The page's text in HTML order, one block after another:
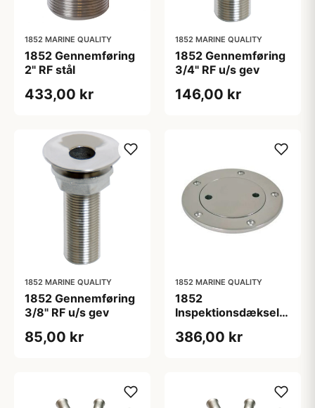
1852 MARINE QUALITY
1852 Gennemføring
2" RF stål
433,00 kr
1852 MARINE QUALITY
1852 Gennemføring
3/4" RF u/s gev
146,00 kr
1852 MARINE QUALITY
1852 Gennemføring
3/8" RF u/s gev
85,00 kr
1852 MARINE QUALITY
1852
Inspektionsdæksel
386,00 kr